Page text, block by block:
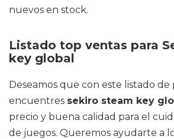
nuevos en stock.
Listado top ventas para
key global
Deseamos que con este listado
encuentres sekiro steam key
precio y buena calidad para el
de juegos. Queremos ayudarte a